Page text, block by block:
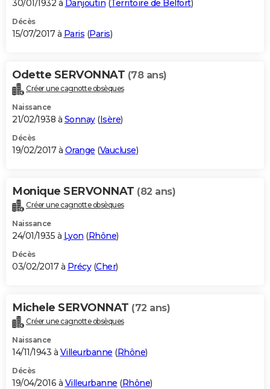
30/01/1932 à Danjoutin (Territoire de Belfort)
Décès
15/07/2017 à Paris (Paris)
Odette SERVONNAT (78 ans)
Créer une cagnotte obsèques
Naissance
21/02/1938 à Sonnay(Isère)
Décès
19/02/2017 à Orange (Vaucluse)
Monique SERVONNAT (82 ans)
Créer une cagnotte obsèques
Naissance
24/01/1935 à Lyon (Rhône)
Décès
03/02/2017 à Précy(Cher)
Michele SERVONNAT (72 ans)
Créer une cagnotte obsèques
Naissance
14/11/1943 à Villeurbanne (Rhône)
Décès
19/04/2016 à Villeurbanne (Rhône)